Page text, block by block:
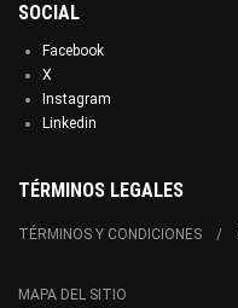
SOCIAL
Facebook
X
Instagram
Linkedin
TÉRMINOS LEGALES
TÉRMINOS Y CONDICIONES
MAPA DEL SITIO